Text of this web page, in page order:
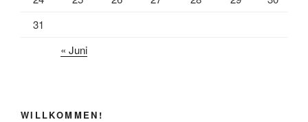
31
« Juni
WILLKOMMEN!